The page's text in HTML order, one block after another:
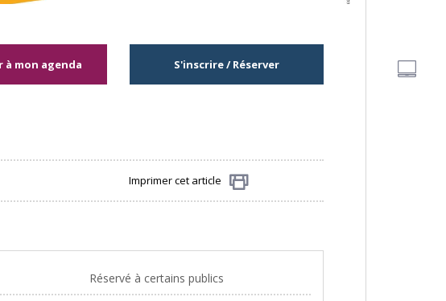
à mon agenda S'inscrire / Réserver
Imprimer cet article
Réservé à certains publics